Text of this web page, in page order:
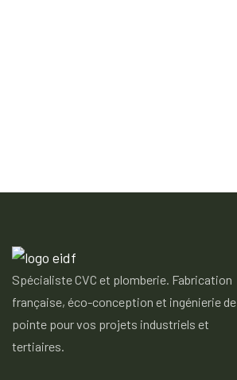
Spécialiste CVC et plomberie. Fabrication
française, éco-conception et ingénierie de
pointe pour vos projets industriels et
tertiaires.